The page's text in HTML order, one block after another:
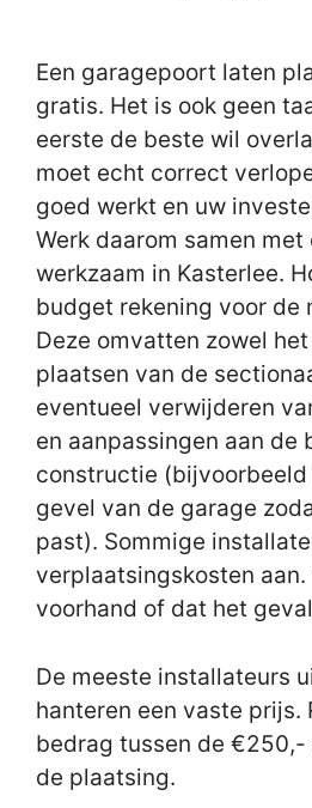
Een garagepoort laten
gratis. Het is ook geen
eerste de beste wil
moet echt correct
goed werkt en uw
Werk daarom samen met
werkzaam in Kasterlee.
budget rekening voor de
Deze omvatten zowel
plaatsen van de
eventueel verwijderen
en aanpassingen aan de
constructie (bijvoorbeeld
gevel van de garage
past). Sommige
verplaatsingskosten aan.
voorhand of dat het
De meeste installateurs
hanteren een vaste prijs.
bedrag tussen de
de plaatsing.